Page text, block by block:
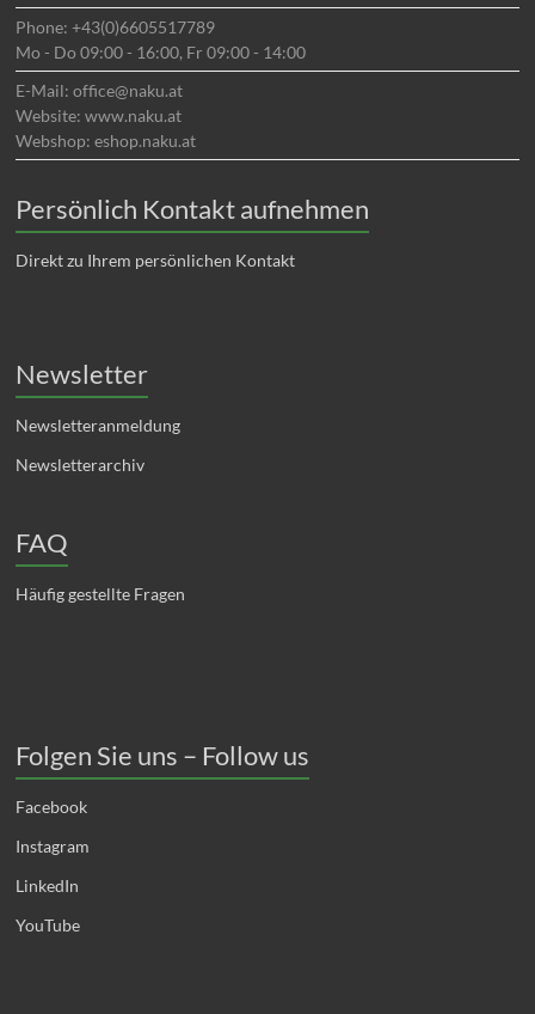
Phone: +43(0)6605517789
Mo - Do 09:00 - 16:00, Fr 09:00 - 14:00
E-Mail: office@naku.at
Website: www.naku.at
Webshop: eshop.naku.at
Persönlich Kontakt aufnehmen
Direkt zu Ihrem persönlichen Kontakt
Newsletter
Newsletteranmeldung
Newsletterarchiv
FAQ
Häufig gestellte Fragen
Folgen Sie uns – Follow us
Facebook
Instagram
LinkedIn
YouTube